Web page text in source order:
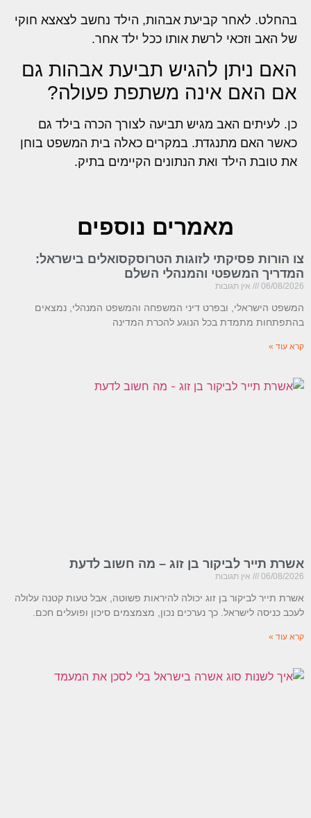
בהחלט. לאחר קביעת אבהות, הילד נחשב לצאצא חוקי
של האב וזכאי לרשת אותו ככל ילד אחר.
האם ניתן להגיש תביעת אבהות גם
אם האם אינה משתפת פעולה?
כן. לעיתים האב מגיש תביעה לצורך הכרה בילד גם
כאשר האם מתנגדת. במקרים כאלה בית המשפט בוחן
את טובת הילד ואת הנתונים הקיימים בתיק.
מאמרים נוספים
צו הורות פסיקתי לזוגות הטרוסקסואלים בישראל:
המדריך המשפטי והמנהלי השלם
06/08/2026 אין תגובות
המשפט הישראלי, ובפרט דיני המשפחה והמשפט המנהלי, נמצאים
בהתפתחות מתמדת בכל הנוגע להכרת המדינה
קרא עוד »
אשרת תייר לביקור בן זוג – מה חשוב לדעת
06/08/2026 אין תגובות
אשרת תייר לביקור בן זוג יכולה להיראות פשוטה, אבל טעות קטנה עלולה
לעכב כניסה לישראל. כך נערכים נכון, מצמצמים סיכון ופועלים חכם.
קרא עוד »